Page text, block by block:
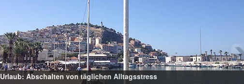
Urlaub: Abschalten von täglichen Alltagsstress